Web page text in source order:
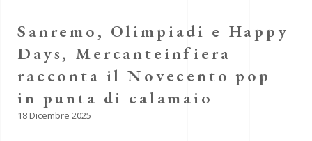
Sanremo, Olimpiadi e Happy
Days, Mercanteinfiera
racconta il Novecento pop
in punta di calamaio
18 Dicembre 2025